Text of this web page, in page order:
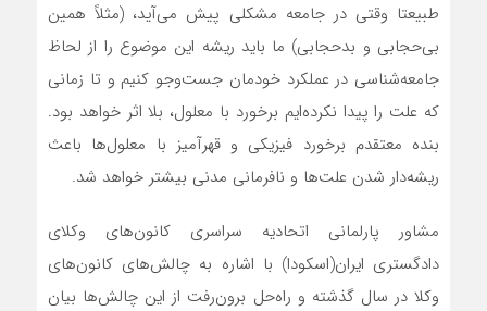
طبیعتا وقتی در جامعه مشکلی پیش می‌آید، (مثلاً همین
بی‌حجابی و بدحجابی) ما باید ریشه این موضوع را از لحاظ
جامعه‌شناسی در عملکرد خودمان جست‌وجو کنیم و تا زمانی
که علت را پیدا نکرده‌ایم برخورد با معلول، بلا اثر خواهد بود.
بنده معتقدم برخورد فیزیکی و قهرآمیز با معلول‌ها باعث
ریشه‌دار شدن علت‌ها و نافرمانی مدنی بیشتر خواهد شد.
مشاور پارلمانی اتحادیه سراسری کانون‌های وکلای
دادگستری ایران(اسکودا) با اشاره به چالش‌های کانون‌های
وکلا در سال گذشته و راه‌حل برون‌رفت از این چالش‌ها بیان